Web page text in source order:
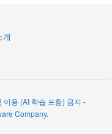
개
용 (AI 학습 포함) 금지 -
Company.